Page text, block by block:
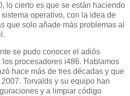
lo cierto es que se están haciendo
operativo, con la idea de
que solo añade más problemas al
se pudo conocer el adiós
procesadores i486. Hablamos
hace más de tres décadas y que
Torvalds y su equipo han
y a limpiar código